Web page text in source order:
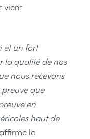
vient
et un fort
la qualité de nos
nous recevons
preuve que
en
haut de
la